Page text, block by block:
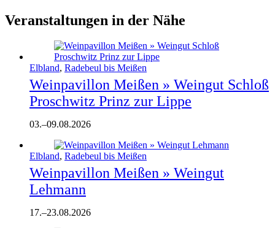
Veranstaltungen in der Nähe
Elbland, Radebeul bis Meißen
Weinpavillon Meißen » Weingut Schloß
Proschwitz Prinz zur Lippe
03.–09.08.2026
Elbland, Radebeul bis Meißen
Weinpavillon Meißen » Weingut
Lehmann
17.–23.08.2026